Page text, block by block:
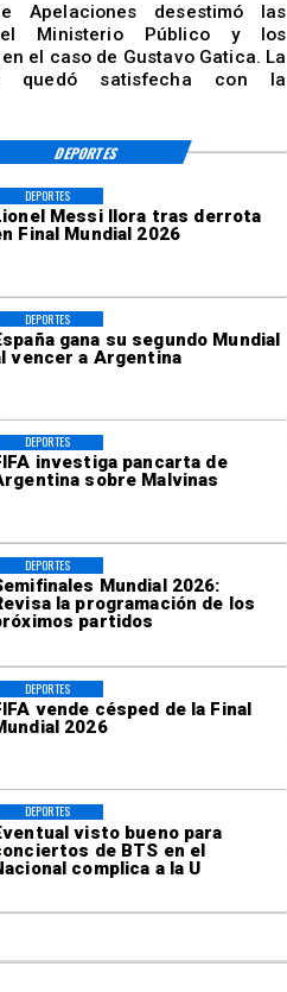
Messi llora tras derrota
Final Mundial 2026
DEPORTES
gana su segundo Mundial
vencer a Argentina
DEPORTES
investiga pancarta de
sobre Malvinas
DEPORTES
Mundial 2026:
la programación de los
partidos
DEPORTES
vende césped de la Final
2026
DEPORTES
visto bueno para
de BTS en el
complica a la U
DEPORTES
Apelaciones desestimó las
Ministerio Público y los
el caso de Gustavo Gatica. La
quedó satisfecha con la
DEPORTES